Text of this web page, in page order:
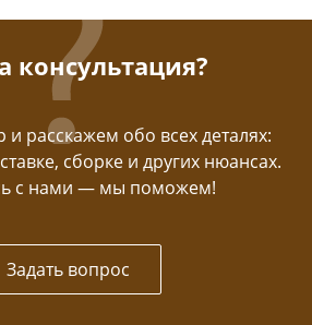
консультация?
расскажем обо всех деталях:
сборке и других нюансах.
с нами — мы поможем!
Задать вопрос